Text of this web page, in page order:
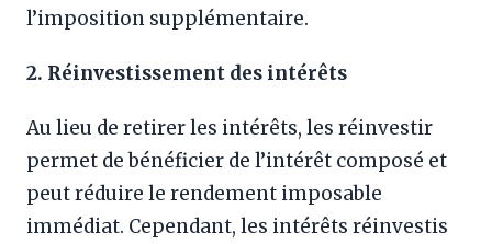
l’imposition supplémentaire.
2. Réinvestissement des intérêts
Au lieu de retirer les intérêts, les réinvestir
permet de bénéficier de l’intérêt composé et
peut réduire le rendement imposable
immédiat. Cependant, les intérêts réinvestis